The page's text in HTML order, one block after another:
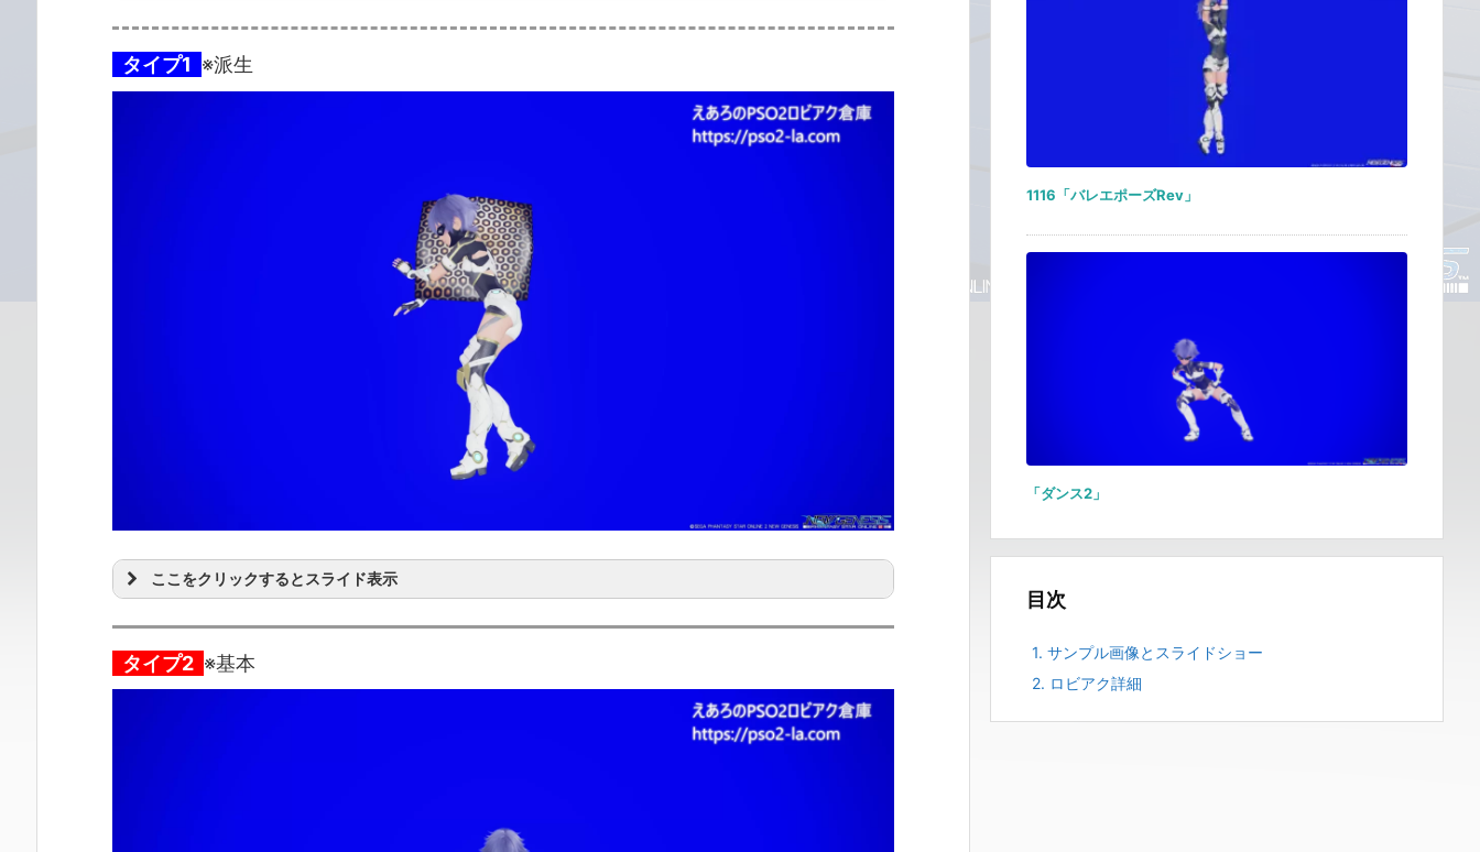
タイプ1 ※派生
ここをクリックするとスライド表示
タイプ2 ※基本
1116「バレエポーズRev」
「ダンス2」
目次
1. サンプル画像とスライドショー
2. ロビアク詳細